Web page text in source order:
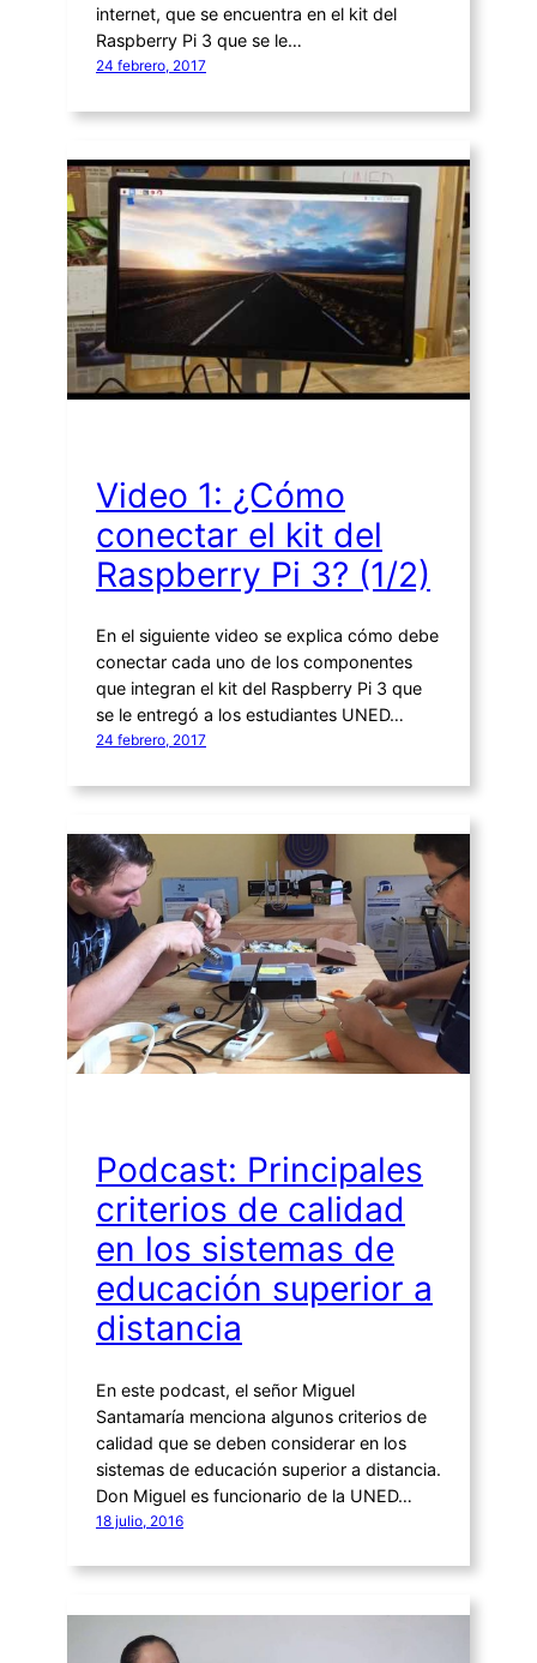
internet, que se encuentra en el kit del
Raspberry Pi 3 que se le…
24 febrero, 2017
Video 1: ¿Cómo
conectar el kit del
Raspberry Pi 3? (1/2)
En el siguiente video se explica cómo debe
conectar cada uno de los componentes
que integran el kit del Raspberry Pi 3 que
se le entregó a los estudiantes UNED…
24 febrero, 2017
Podcast: Principales
criterios de calidad
en los sistemas de
educación superior a
distancia
En este podcast, el señor Miguel
Santamaría menciona algunos criterios de
calidad que se deben considerar en los
sistemas de educación superior a distancia.
Don Miguel es funcionario de la UNED…
18 julio, 2016